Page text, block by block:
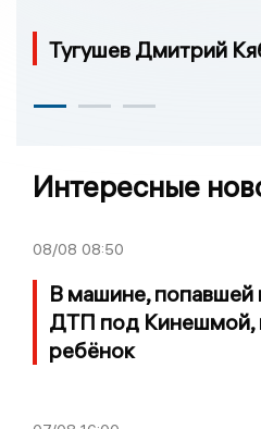
Тугушев Дмитрий
Интересные
08/08 08:50
В машине, попавшей
ДТП под Кинешмой,
ребёнок